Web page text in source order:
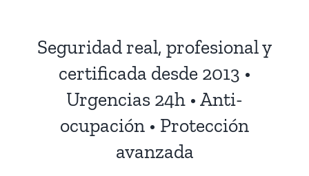
Seguridad real, profesional y
certificada desde 2013 •
Urgencias 24h • Anti-
ocupación • Protección
avanzada